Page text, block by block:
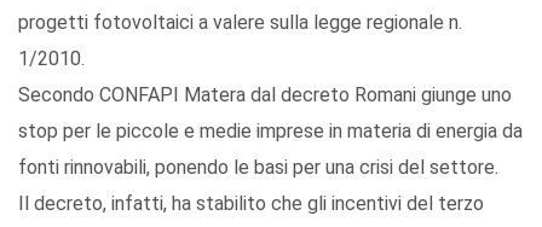
progetti fotovoltaici a valere sulla legge regionale n.
1/2010.
Secondo CONFAPI Matera dal decreto Romani giunge uno
stop per le piccole e medie imprese in materia di energia da
fonti rinnovabili, ponendo le basi per una crisi del settore.
Il decreto, infatti, ha stabilito che gli incentivi del terzo